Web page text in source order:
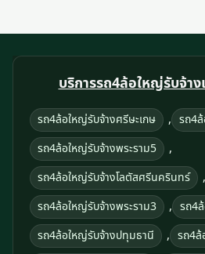
บริการรถ4ล้อใหญ่รับจ้าง
รถ4ล้อใหญ่รับจ้างศรีษะเกษ , รถ4
รถ4ล้อใหญ่รับจ้างพระราม5 ,
รถ4ล้อใหญ่รับจ้างโลตัสศรีนครินทร์ ,
รถ4ล้อใหญ่รับจ้างพระราม3 , รถ4
รถ4ล้อใหญ่รับจ้างปทุมธานี , รถ4ล้